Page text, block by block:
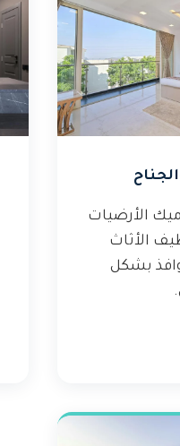
الأرضيات
الأثاث
بشكل